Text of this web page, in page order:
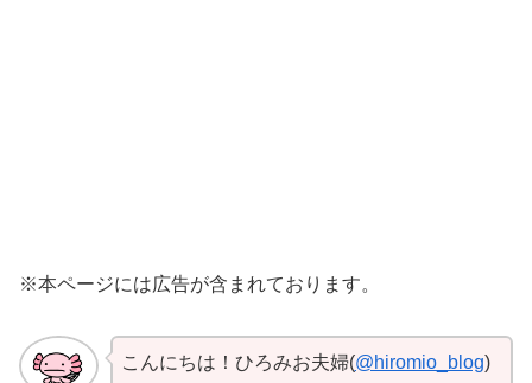
※本ページには広告が含まれております。
こんにちは！ひろみお夫婦(@hiromio_blog)